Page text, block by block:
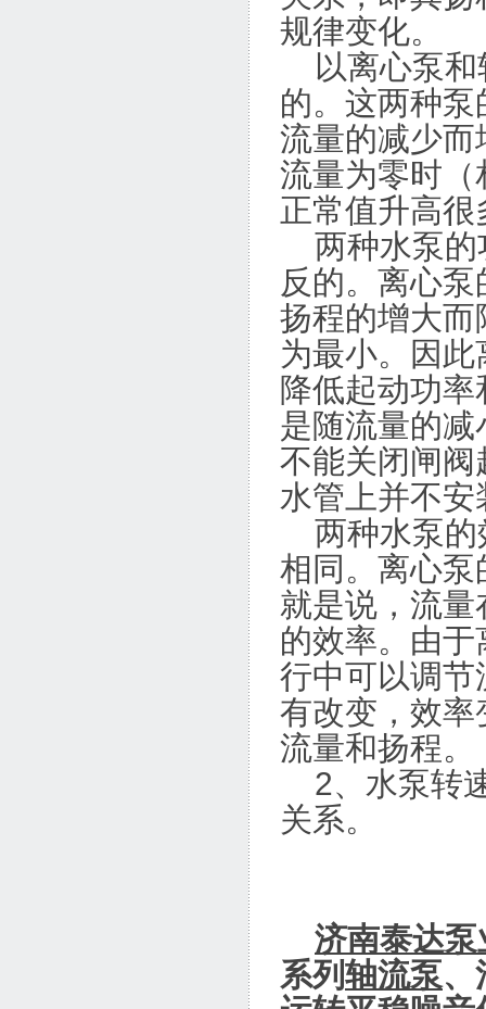
规律变化。
以离心泵和
的。这两种
流量的减少而
流量为零时
正常值升高
两种水泵的
反的。离心
扬程的增大
为最小。因
降低起动功
是随流量的
不能关闭闸
水管上并不安
两种水泵的
相同。离心
就是说，流
的效率。由
行中可以调
有改变，效
流量和扬程。
2、水泵转
关系。
济南泰达泵
系列 轴流泵、